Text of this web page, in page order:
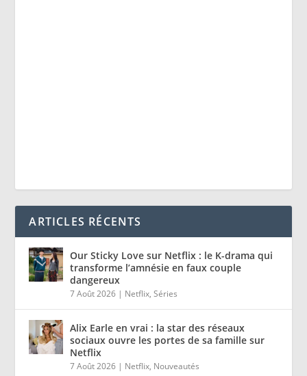
ARTICLES RÉCENTS
Our Sticky Love sur Netflix : le K-drama qui
transforme l’amnésie en faux couple
dangereux
7 Août 2026 | Netflix,Séries
Alix Earle en vrai : la star des réseaux
sociaux ouvre les portes de sa famille sur
Netflix
7 Août 2026 | Netflix, Nouveautés